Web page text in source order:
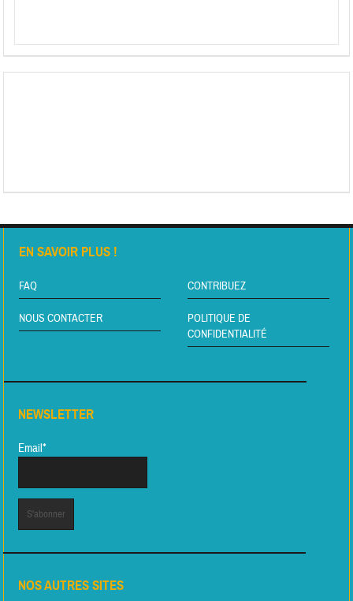
EN SAVOIR PLUS !
FAQ CONTRIBUEZ
NOUS CONTACTER
POLITIQUE DE
CONFIDENTIALITÉ
NEWSLETTER
Email*
NOS AUTRES SITES